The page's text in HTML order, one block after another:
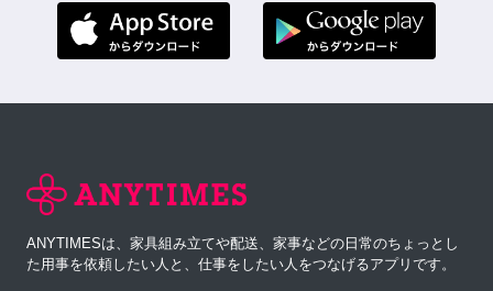
ANYTIMESは、家具組み立てや配送、家事などの日常のちょっとし
た用事を依頼したい人と、仕事をしたい人をつなげるアプリです。